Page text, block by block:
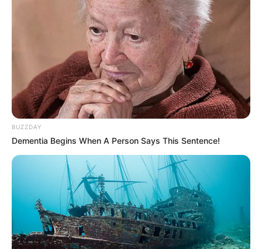
Découvrez pour le fun ou plus sérieusement ce que
les étoiles vous proposent aujourd’hui.
Votre pronostic Quinté du jour
A lire également cetarticleavant de consulter les
numéros chance.
L’accès au site est 100% gratuit, merci de nous
soutenir avec un petit clic sur un des boutons.
✍
BUZZDAY
Dementia Begins When A Person Says This Sentence!